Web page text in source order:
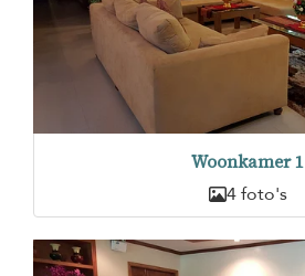
Woonkamer 1
4 foto's